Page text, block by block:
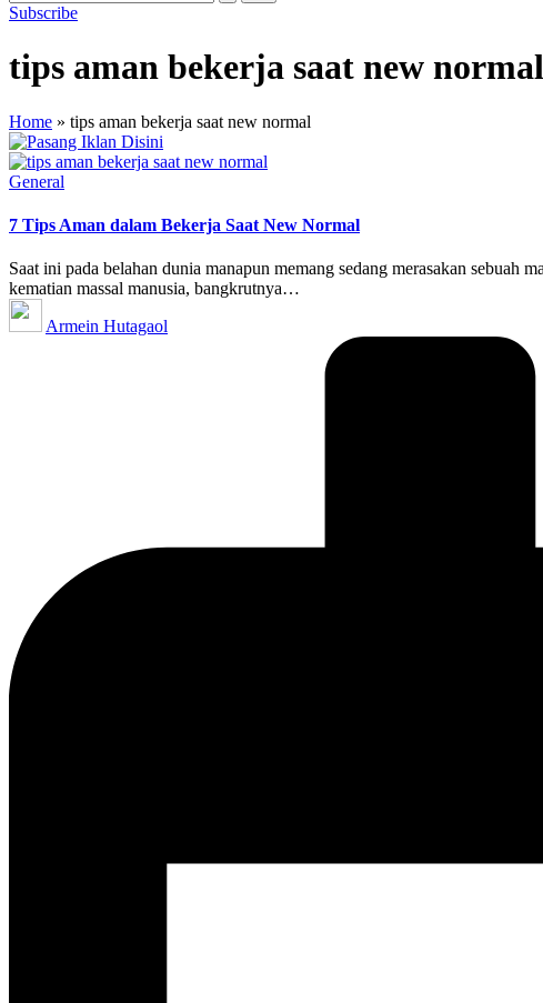
Subscribe
tips aman bekerja saat new normal
Home » tips aman bekerja saat new normal
Posted
General
7 Tips Aman dalam Bekerja Saat New Normal
Saat ini pada belahan dunia manapun memang sedang merasakan
kematian massal manusia, bangkrutnya…
Posted
by
Armein Hutagaol